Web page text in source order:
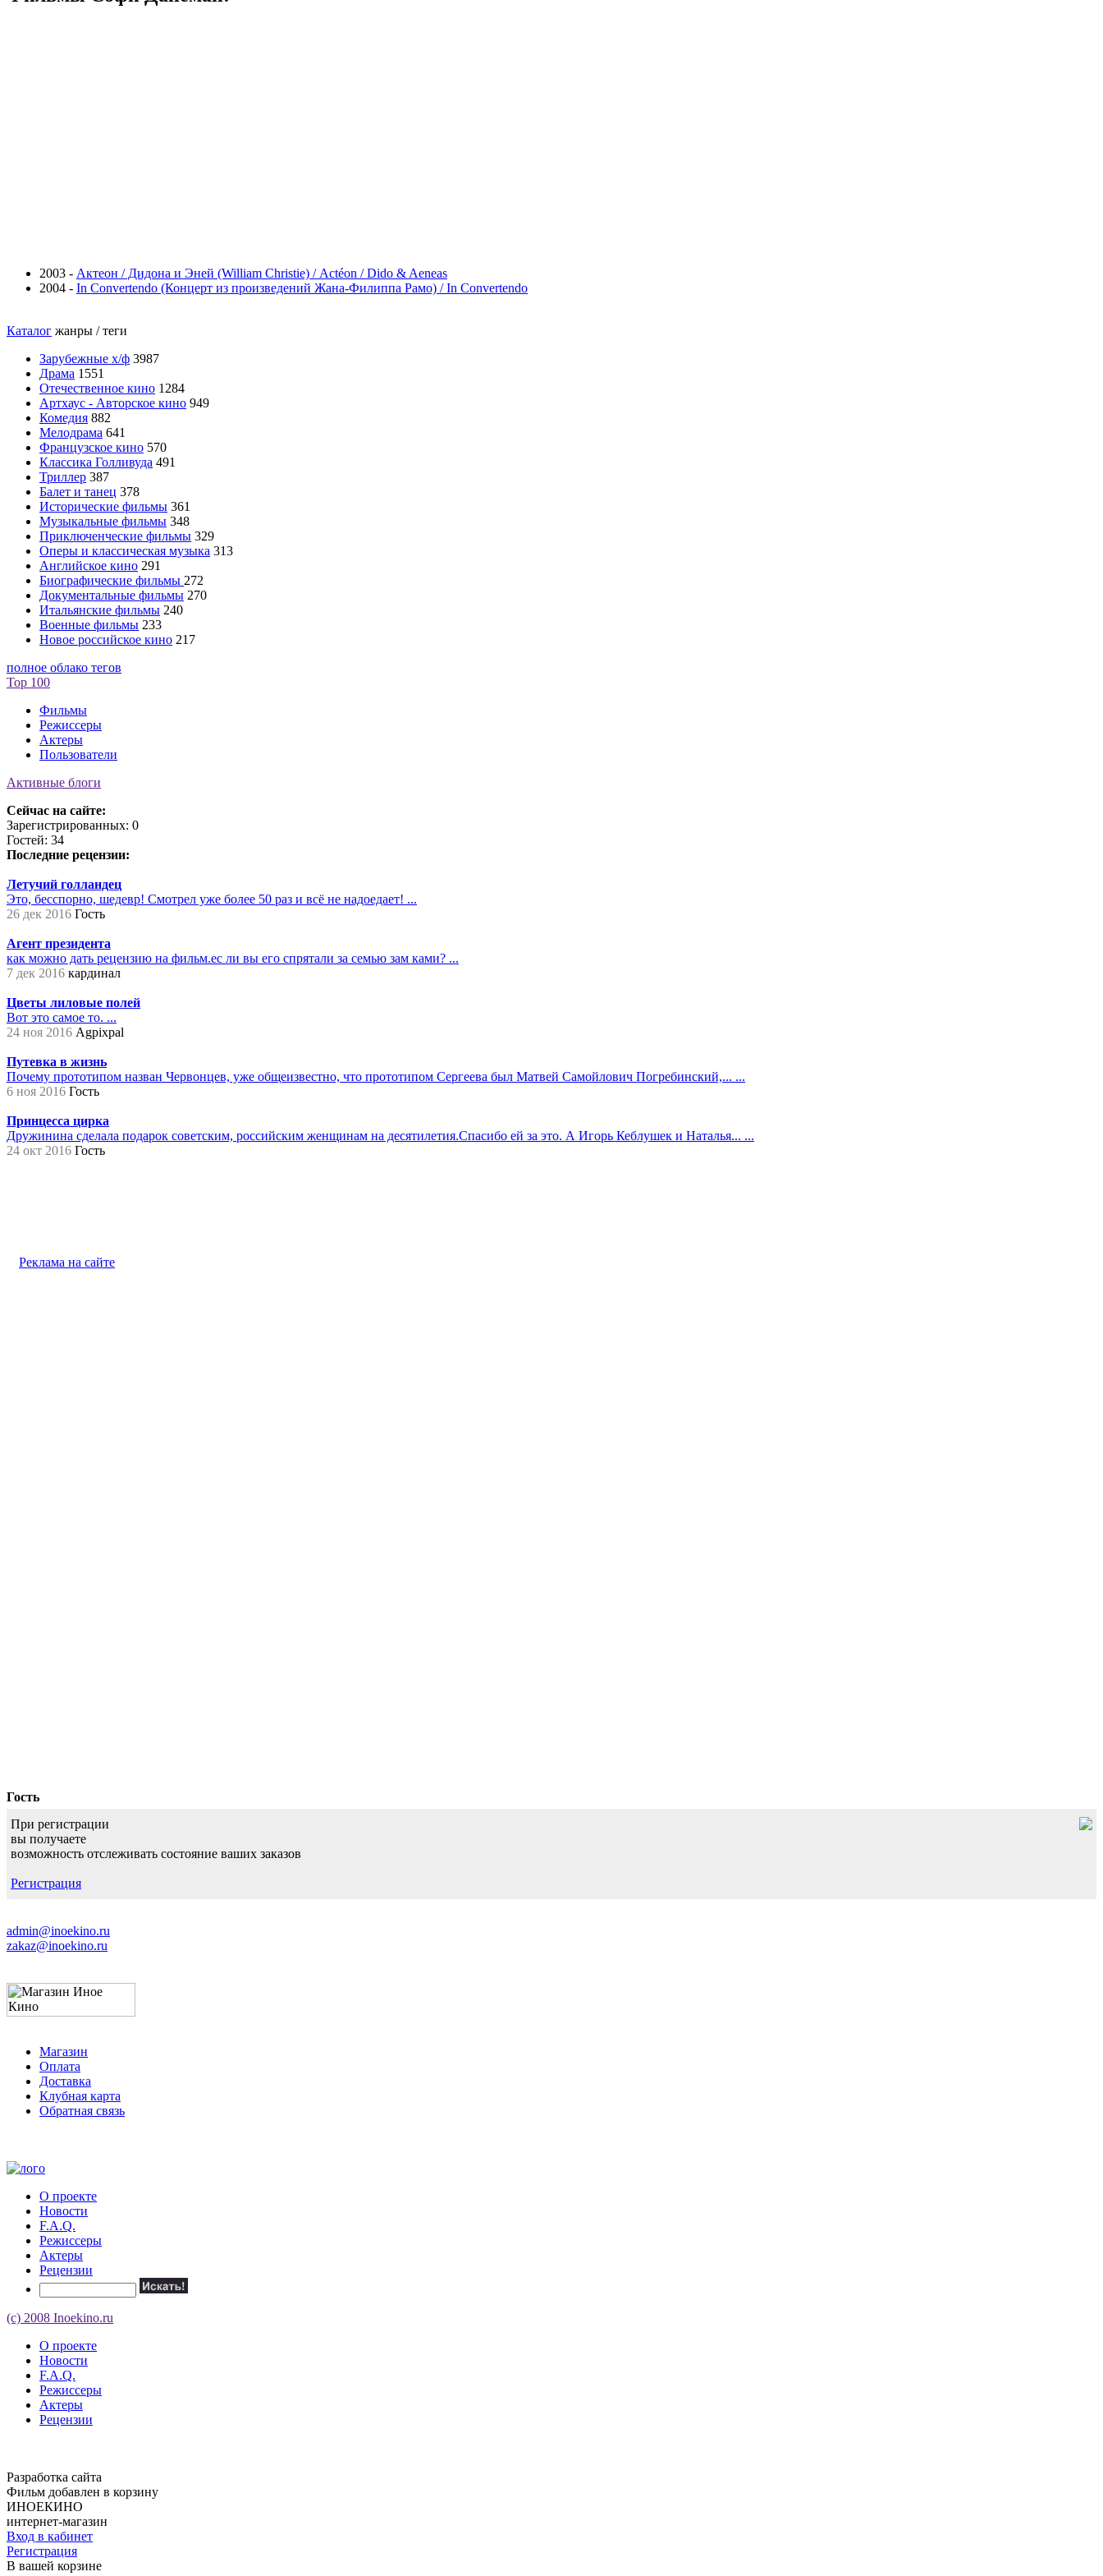
2003 - Актеон / Дидона и Эней (William Christie) / Actéon / Dido & Aeneas
2004 - In Convertendo (Концерт из произведений Жана-Филиппа Рамо) / In Convertendo
Каталог жанры / теги
Зарубежные х/ф 3987
Драма 1551
Отечественное кино 1284
Артхаус - Авторское кино 949
Комедия 882
Мелодрама 641
Французское кино 570
Классика Голливуда 491
Триллер 387
Балет и танец 378
Исторические фильмы 361
Музыкальные фильмы 348
Приключенческие фильмы 329
Оперы и классическая музыка 313
Английское кино 291
Биографические фильмы 272
Документальные фильмы 270
Итальянские фильмы 240
Военные фильмы 233
Новое российское кино 217
полное облако тегов
Top 100
Фильмы
Режиссеры
Актеры
Пользователи
Активные блоги
Сейчас на сайте:
Зарегистрированных: 0
Гостей: 34
Последние рецензии:
Летучий голландец
Это, бесспорно, шедевр! Смотрел уже более 50 раз и всё не надоедает! ...
26 дек 2016 Гость
Агент президента
как можно дать рецензию на фильм.ес ли вы его спрятали за семью зам ками? ...
7 дек 2016 кардинал
Цветы лиловые полей
Вот это самое то. ...
24 ноя 2016 Agpixpal
Путевка в жизнь
Почему прототипом назван Червонцев, уже общеизвестно, что прототипом Сергеева был Матвей Самойлович Погребинский,... ...
6 ноя 2016 Гость
Принцесса цирка
Дружинина сделала подарок советским, российским женщинам на десятилетия.Спасибо ей за это. А Игорь Кеблушек и Наталья... ...
24 окт 2016 Гость
Реклама на сайте
Гость
При регистрации
вы получаете
возможность отслеживать состояние ваших заказов
Регистрация
admin@inoekino.ru
zakaz@inoekino.ru
Магазин
Оплата
Доставка
Клубная карта
Обратная связь
О проекте
Новости
F.A.Q.
Режиссеры
Актеры
Рецензии
(c) 2008 Inoekino.ru
О проекте
Новости
F.A.Q.
Режиссеры
Актеры
Рецензии
Разработка сайта
Фильм добавлен в корзину
ИНОЕКИНО
интернет-магазин
Вход в кабинет
Регистрация
В вашей корзине